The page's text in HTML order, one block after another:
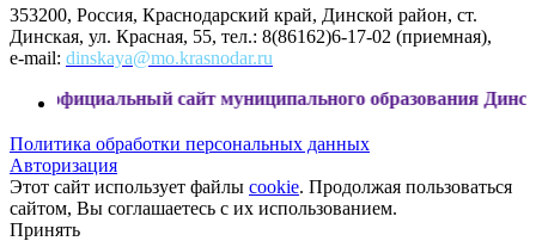
353200, Россия, Краснодарский край, Динской район, ст.
Динская, ул. Красная, 55, тел.: 8(86162)6-17-02 (приемная),
e-mail: dinskaya@mo.krasnodar.ru
сайт муниципального образования Динской район
Политика обработки персональных данных
Авторизация
Этот сайт использует файлы cookie. Продолжая пользоваться
сайтом, Вы соглашаетесь с их использованием.
Принять